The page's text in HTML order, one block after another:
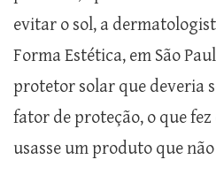
evitar o sol, a
Forma Estética, em São
protetor solar que deveria
fator de proteção, o que
usasse um produto que